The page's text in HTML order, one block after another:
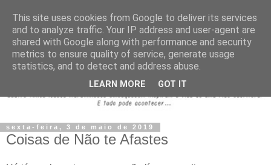
sexta-feira, 3 de maio de 2019
Coisas de Não te Afastes
This site uses cookies from Google to deliver its services
and to analyze traffic. Your IP address and user-agent are
shared with Google along with performance and security
metrics to ensure quality of service, generate usage
statistics, and to detect and address abuse.
LEARN MORE GOT IT